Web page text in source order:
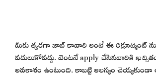
మీకు త్వరగా జాబ్ కావాలి అంటే ఈ రిక్రూట్మెంట్ ను
వదులుకోవద్దు. వెంటనే apply చేసినవారికి
అవకాశం ఉంటుంది. కాబట్టి ఆలస్యం చెయ్యకుండా